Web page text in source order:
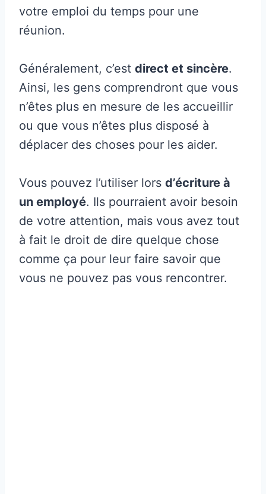
votre emploi du temps pour une
réunion.
Généralement, c’est direct et sincère.
Ainsi, les gens comprendront que vous
n’êtes plus en mesure de les accueillir
ou que vous n’êtes plus disposé à
déplacer des choses pour les aider.
Vous pouvez l’utiliser lors d’écriture à
un employé. Ils pourraient avoir besoin
de votre attention, mais vous avez tout
à fait le droit de dire quelque chose
comme ça pour leur faire savoir que
vous ne pouvez pas vous rencontrer.